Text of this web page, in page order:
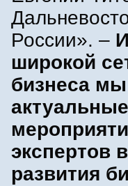
России». –
широкой
бизнеса мы
экспертов
развития